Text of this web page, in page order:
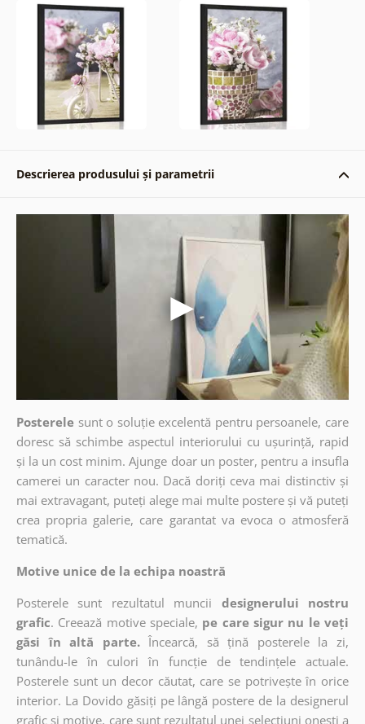
Descrierea produsului și parametrii
Posterele sunt o soluție excelentă pentru persoanele, care
doresc să schimbe aspectul interiorului cu ușurință, rapid
și la un cost minim. Ajunge doar un poster, pentru a insufla
camerei un caracter nou. Dacă doriți ceva mai distinctiv și
mai extravagant, puteți alege mai multe postere și vă puteți
crea propria galerie, care garantat va evoca o atmosferă
tematică.
Motive unice de la echipa noastră
Posterele sunt rezultatul muncii
designerului nostru
grafic. Creează motive speciale, pe care sigur nu le veți
găsi în altă parte. Încearcă, să țină posterele la zi,
tunându-le în culori în funcție de tendințele actuale.
Posterele sunt un decor căutat, care se potrivește în orice
interior. La Dovido găsiți pe lângă postere de la designerul
grafic și motive, care sunt rezultatul unei selecțiuni onești a